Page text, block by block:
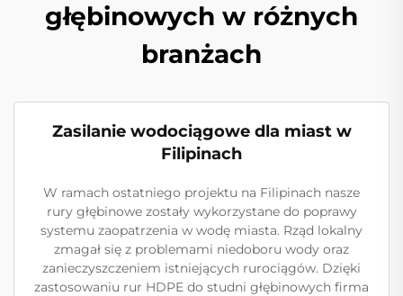
głębinowych w różnych
branżach
Zasilanie wodociągowe dla miast w
Filipinach
W ramach ostatniego projektu na Filipinach nasze
rury głębinowe zostały wykorzystane do poprawy
systemu zaopatrzenia w wodę miasta. Rząd lokalny
zmagał się z problemami niedoboru wody oraz
zanieczyszczeniem istniejących rurociągów. Dzięki
zastosowaniu rur HDPE do studni głębinowych firma